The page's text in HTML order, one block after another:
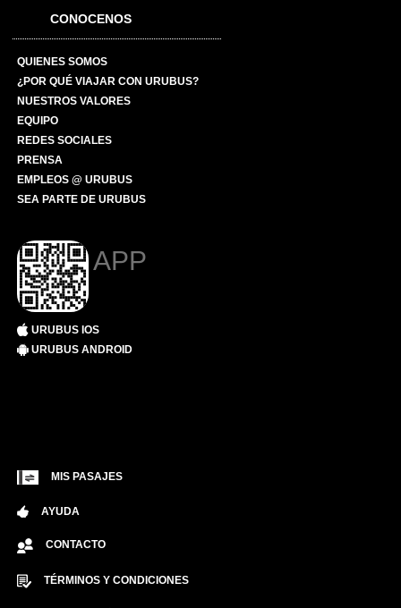
CONOCENOS
QUIENES SOMOS
¿POR QUÉ VIAJAR CON URUBUS?
NUESTROS VALORES
EQUIPO
REDES SOCIALES
PRENSA
EMPLEOS @ URUBUS
SEA PARTE DE URUBUS
APP
URUBUS IOS
URUBUS ANDROID
MIS PASAJES
AYUDA
CONTACTO
TÉRMINOS Y CONDICIONES